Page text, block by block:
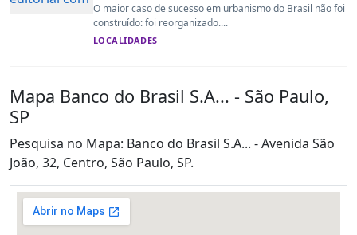
O maior caso de sucesso em urbanismo do Brasil não foi
construído: foi reorganizado....
LOCALIDADES
Mapa Banco do Brasil S.A... - São Paulo,
SP
Pesquisa no Mapa: Banco do Brasil S.A... - Avenida São
João, 32, Centro, São Paulo, SP.